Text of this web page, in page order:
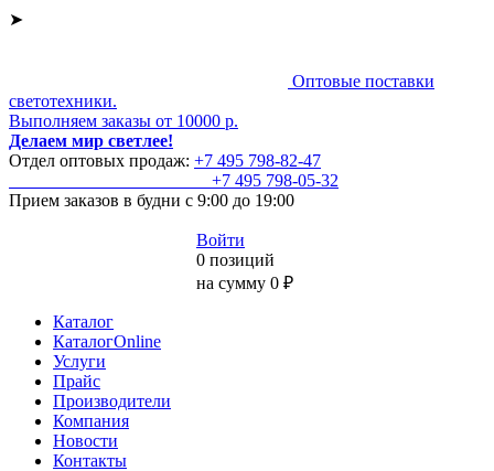
➤
Оптовые поставки
светотехники.
Выполняем заказы от 10000 р.
Делаем мир светлее!
Отдел оптовых продаж: +7 495 798-82-47
+7 495 798-05-32
Прием заказов в будни с 9:00 до 19:00
Войти
0 позиций
на сумму 0 ₽
Каталог
КаталогOnline
Услуги
Прайс
Производители
Компания
Новости
Контакты